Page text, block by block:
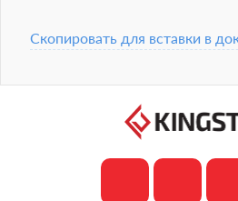
Скопировать для вставки в